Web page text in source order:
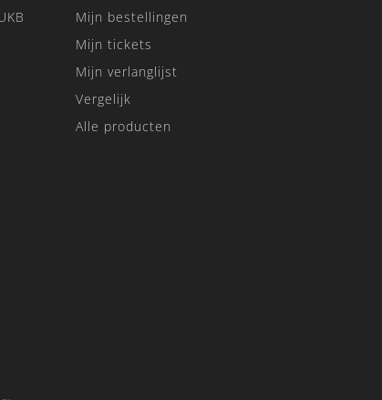
Mijn bestellingen
Mijn tickets
Mijn verlanglijst
Vergelijk
Alle producten